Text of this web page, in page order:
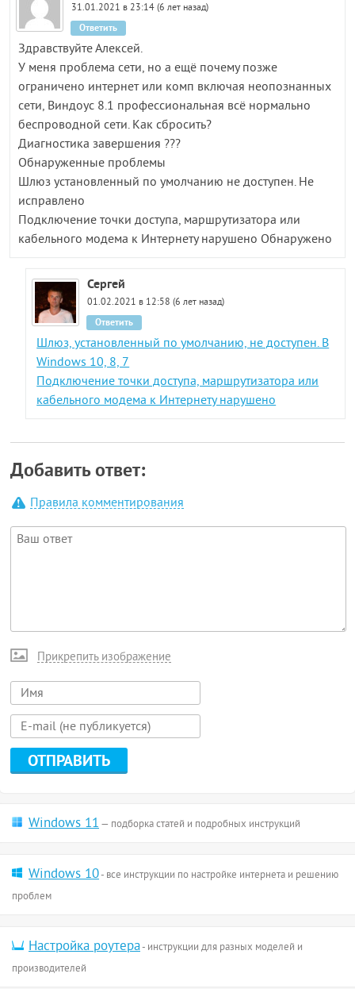
31.01.2021 в 23:14 (6 лет назад)
Здравствуйте Алексей.
У меня проблема сети, но а ещё почему позже
ограничено интернет или комп включая неопознанных
сети, Виндоус 8.1 профессиональная всё нормально
беспроводной сети. Как сбросить?
Диагностика завершения ???
Обнаруженные проблемы
Шлюз установленный по умолчанию не доступен. Не
исправлено
Подключение точки доступа, маршрутизатора или
кабельного модема к Интернету нарушено Обнаружено
Ответить
Сергей
01.02.2021 в 12:58 (6 лет назад)
Шлюз, установленный по умолчанию, не доступен. В
Windows 10, 8, 7
Подключение точки доступа, маршрутизатора или
кабельного модема к Интернету нарушено
Ответить
Добавить ответ:
Правила комментирования
Прикрепить изображение
Windows 11— подборка статей и подробных инструкций
Windows 10- все инструкции по настройке интернета и решению
проблем
Настройка роутера- инструкции для разных моделей и
производителей